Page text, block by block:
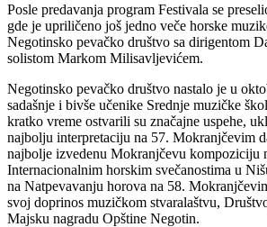
Posle predavanja program Festivala se
gde je upriličeno još jedno veče horske
Negotinsko pevačko društvo sa dirigentom
solistom Markom Milisavljevićem.
Negotinsko pevačko društvo nastalo je u
sadašnje i bivše učenike Srednje muzičke
kratko vreme ostvarili su značajne uspehe,
najbolju interpretaciju na 57. Mokranjčevim
najbolje izvedenu Mokranjčevu kompoziciju
Internacionalnim horskim svečanostima u
na Natpevavanju horova na 58.
svoj doprinos muzičkom stvaralaštvu,
Majsku nagradu Opštine Negotin.